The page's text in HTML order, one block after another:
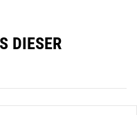
DIESER